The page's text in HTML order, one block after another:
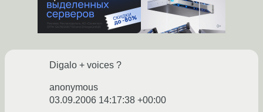
Digalo + voices ?
anonymous
03.09.2006 14:17:38 +00:00